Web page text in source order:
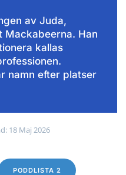
av Juda,
Mackabeerna. Han
kallas
namn efter platser
18 Maj 2026
PODDLISTA 2